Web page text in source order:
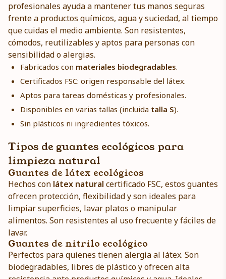
profesionales ayuda a mantener tus manos seguras
frente a productos químicos, agua y suciedad, al tiempo
que cuidas el medio ambiente. Son resistentes,
cómodos, reutilizables y aptos para personas con
sensibilidad o alergias.
Fabricados con materiales biodegradables.
Certificados FSC: origen responsable del látex.
Aptos para tareas domésticas y profesionales.
Disponibles en varias tallas (incluida talla S).
Sin plásticos ni ingredientes tóxicos.
Tipos de guantes ecológicos para
limpieza natural
Guantes de látex ecológicos
Hechos con látex natural certificado FSC, estos guantes
ofrecen protección, flexibilidad y son ideales para
limpiar superficies, lavar platos o manipular
alimentos. Son resistentes al uso frecuente y fáciles de
lavar.
Guantes de nitrilo ecológico
Perfectos para quienes tienen alergia al látex. Son
biodegradables, libres de plástico y ofrecen alta